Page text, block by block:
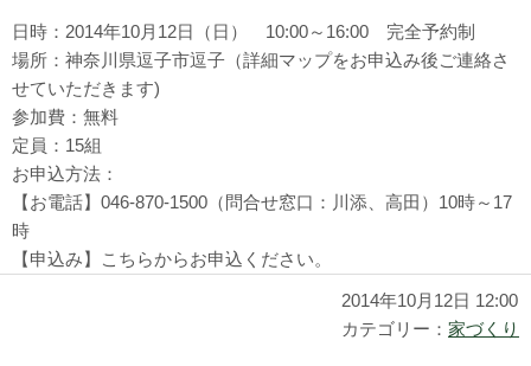
日時：2014年10月12日（日） 10:00～16:00 完全予約制
場所：神奈川県逗子市逗子（詳細マップをお申込み後ご連絡さ
せていただきます)
参加費：無料
定員：15組
お申込方法：
【お電話】046-870-1500（問合せ窓口：川添、高田）10時～17
時
【申込み】こちらからお申込ください。
2014年10月12日 12:00
カテゴリー： 家づくり